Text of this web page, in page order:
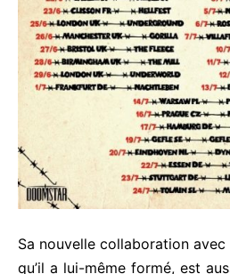
Sa nouvelle collaboration
qu’il a lui-même formé, est